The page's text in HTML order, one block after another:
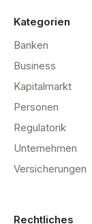
Kategorien
Banken
Business
Kapitalmarkt
Personen
Regulatorik
Unternehmen
Versicherungen
Rechtliches